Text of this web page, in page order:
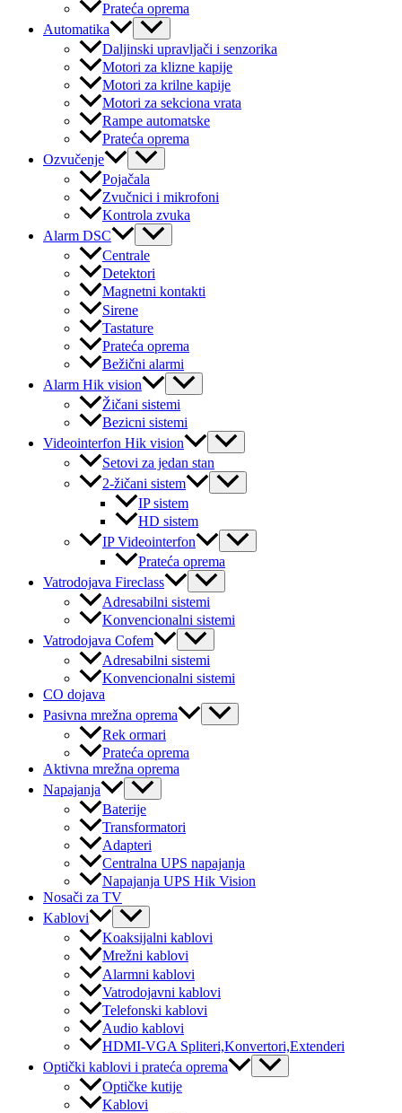
Prateća oprema
Automatika
Menu
Toggle
Daljinski upravljači i senzorika
Motori za klizne kapije
Motori za krilne kapije
Motori za sekciona vrata
Rampe automatske
Prateća oprema
Ozvučenje
Menu
Toggle
Pojačala
Zvučnici i mikrofoni
Kontrola zvuka
Alarm DSC
Menu
Toggle
Centrale
Detektori
Magnetni kontakti
Sirene
Tastature
Prateća oprema
Bežični alarmi
Alarm Hik vision
Menu
Toggle
Žičani sistemi
Bezicni sistemi
Videointerfon Hik vision
Menu
Toggle
Setovi za jedan stan
2-žičani sistem
Menu
Toggle
IP sistem
HD sistem
IP Videointerfon
Menu
Toggle
Prateća oprema
Vatrodojava Fireclass
Menu
Toggle
Adresabilni sistemi
Konvencionalni sistemi
Vatrodojava Cofem
Menu
Toggle
Adresabilni sistemi
Konvencionalni sistemi
CO dojava
Pasivna mrežna oprema
Menu
Toggle
Rek ormari
Prateća oprema
Aktivna mrežna oprema
Napajanja
Menu
Toggle
Baterije
Transformatori
Adapteri
Centralna UPS napajanja
Napajanja UPS Hik Vision
Nosači za TV
Kablovi
Menu
Toggle
Koaksijalni kablovi
Mrežni kablovi
Alarmni kablovi
Vatrodojavni kablovi
Telefonski kablovi
Audio kablovi
HDMI-VGA Spliteri,Konvertori,Extenderi
Optički kablovi i prateća oprema
Menu
Toggle
Optičke kutije
Kablovi